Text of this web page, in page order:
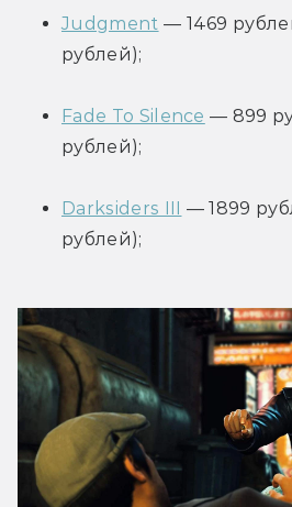
Judgment — 1469
рублей);
Fade To Silence — 899
рублей);
Darksiders III
— 1899
рублей);